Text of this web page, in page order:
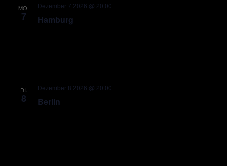
MO.
7 Hamburg
Dezember 7 2026 @ 20:00
DI.
8 Berlin
Dezember 8 2026 @ 20:00